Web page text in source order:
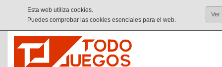
Esta web utiliza cookies.
Puedes comprobar las cookies esenciales para el web.
Ver